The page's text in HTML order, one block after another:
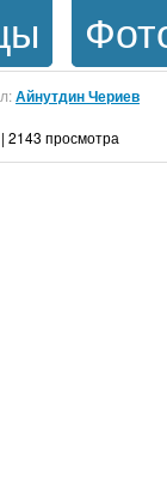
Айнутдин Чериев
| 2143 просмотра